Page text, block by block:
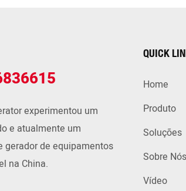
experimentou um
e atualmente um
gerador de equipamentos
na China.
QUICK
Home
Produto
Soluções
Sobre Nós
Vídeo